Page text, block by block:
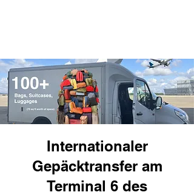
Internationaler
Gepäcktransfer am
Terminal 6 des